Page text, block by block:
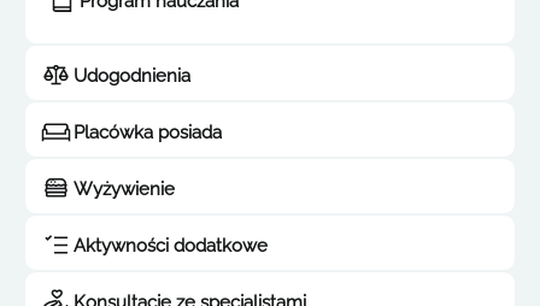
Udogodnienia
Placówka posiada
Wyżywienie
Aktywności dodatkowe